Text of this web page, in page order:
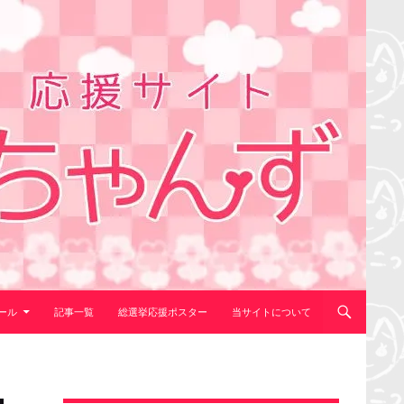
ル 記事一覧 総選挙応援ポスター 当サイトについて